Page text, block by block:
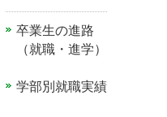
卒業生の進路
（就職・進学）
学部別就職実績